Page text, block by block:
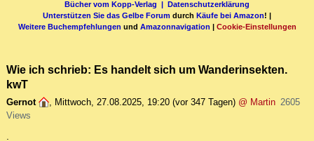
Bücher vom Kopp-Verlag | Datenschutzerklärung
Unterstützen Sie das Gelbe Forum durch Käufe bei Amazon! |
Weitere Buchempfehlungen und Amazonnavigation | Cookie-Einstellungen
Wie ich schrieb: Es handelt sich um Wanderinsekten.
kwT
Gernot , Mittwoch, 27.08.2025, 19:20 (vor 347 Tagen) @ Martin 2605
Views
.